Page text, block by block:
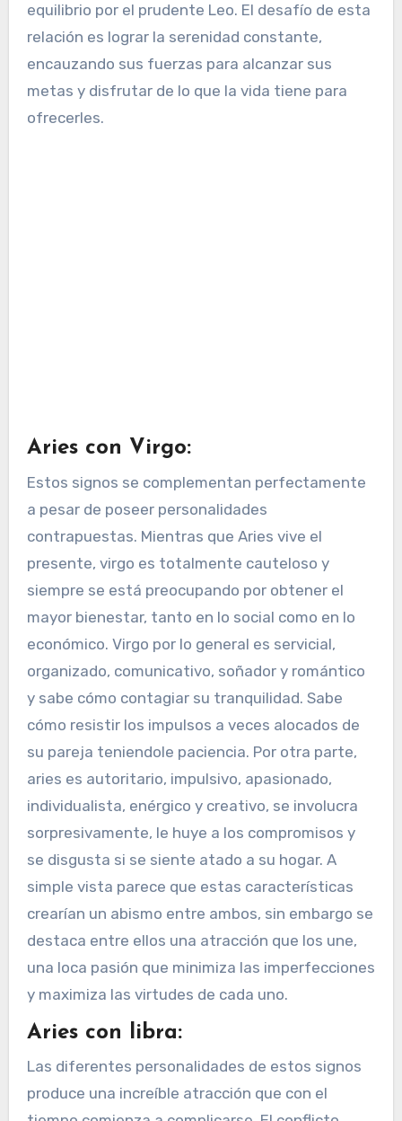
equilibrio por el prudente Leo. El desafío de esta
relación es lograr la serenidad constante,
encauzando sus fuerzas para alcanzar sus
metas y disfrutar de lo que la vida tiene para
ofrecerles.
Aries con Virgo:
Estos signos se complementan perfectamente
a pesar de poseer personalidades
contrapuestas. Mientras que Aries vive el
presente, virgo es totalmente cauteloso y
siempre se está preocupando por obtener el
mayor bienestar, tanto en lo social como en lo
económico. Virgo por lo general es servicial,
organizado, comunicativo, soñador y romántico
y sabe cómo contagiar su tranquilidad. Sabe
cómo resistir los impulsos a veces alocados de
su pareja teniendole paciencia. Por otra parte,
aries es autoritario, impulsivo, apasionado,
individualista, enérgico y creativo, se involucra
sorpresivamente, le huye a los compromisos y
se disgusta si se siente atado a su hogar. A
simple vista parece que estas características
crearían un abismo entre ambos, sin embargo se
destaca entre ellos una atracción que los une,
una loca pasión que minimiza las imperfecciones
y maximiza las virtudes de cada uno.
Aries con libra:
Las diferentes personalidades de estos signos
produce una increíble atracción que con el